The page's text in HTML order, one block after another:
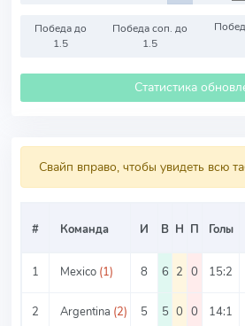
Победа до
1.5
Победа соп. до
1.5
Статистика
Свайп вправо, чтобы увидеть всю
# Команда И В Н П Голы
1 Mexico (1) 8 6 2 0 15:2
2 Argentina (2) 5 5 0 0 14:1